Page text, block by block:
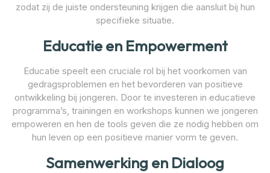
zodat zij de juiste ondersteuning krijgen die aansluit bij hun
specifieke situatie.
Educatie en Empowerment
Educatie speelt een cruciale rol bij het voorkomen van
gedragsproblemen en het bevorderen van positieve
ontwikkeling bij jongeren. Door te investeren in educatieve
programma’s, trainingen en workshops kunnen we jongeren
empoweren en hen de tools geven die ze nodig hebben om
hun leven op een positieve manier vorm te geven.
Samenwerking en Dialoog